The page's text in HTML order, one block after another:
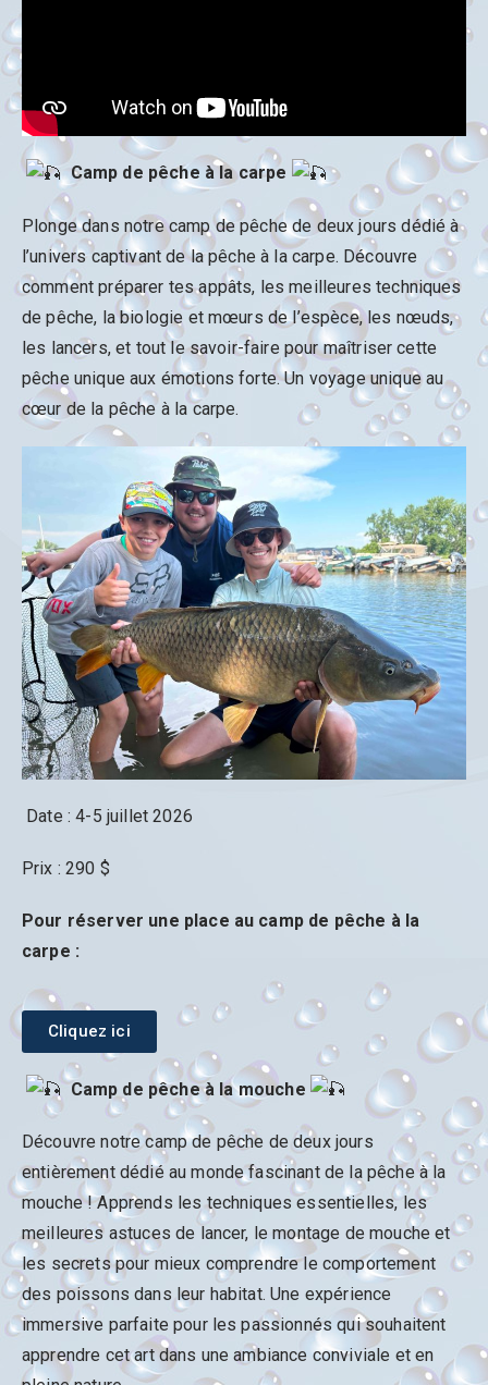
Camp de pêche à la carpe
Plonge dans notre camp de pêche de deux jours dédié à
l’univers captivant de la pêche à la carpe. Découvre
comment préparer tes appâts, les meilleures techniques
de pêche, la biologie et mœurs de l’espèce, les nœuds,
les lancers, et tout le savoir-faire pour maîtriser cette
pêche unique aux émotions forte. Un voyage unique au
cœur de la pêche à la carpe.
Date : 4-5 juillet 2026
Prix : 290 $
Pour réserver une place au camp de pêche à la
carpe :
Cliquez ici
Camp de pêche à la mouche
Découvre notre camp de pêche de deux jours
entièrement dédié au monde fascinant de la pêche à la
mouche ! Apprends les techniques essentielles, les
meilleures astuces de lancer, le montage de mouche et
les secrets pour mieux comprendre le comportement
des poissons dans leur habitat. Une expérience
immersive parfaite pour les passionnés qui souhaitent
apprendre cet art dans une ambiance conviviale et en